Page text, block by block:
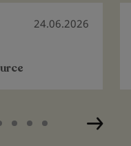
24.06.2026